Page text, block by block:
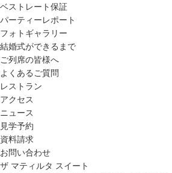
ベストレート保証
パーティーレポート
フォトギャラリー
結婚式ができるまで
ご列席の皆様へ
よくあるご質問
レストラン
アクセス
ニュース
見学予約
資料請求
お問い合わせ
ザ マティルタ スイート